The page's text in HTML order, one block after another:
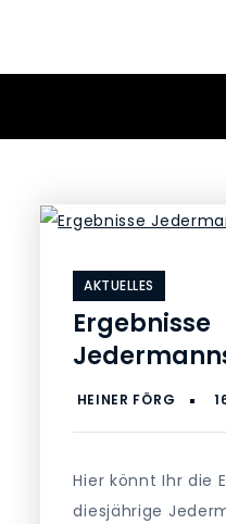
content
AKTUELLES
Ergebnisse
Hier könnt Ihr die
diesjährige